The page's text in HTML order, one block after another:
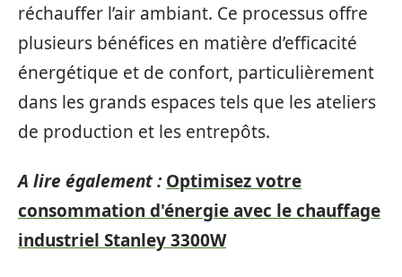
réchauffer l’air ambiant. Ce processus offre
plusieurs bénéfices en matière d’efficacité
énergétique et de confort, particulièrement
dans les grands espaces tels que les ateliers
de production et les entrepôts.
A lire également : Optimisez votre
consommation d'énergie avec le chauffage
industriel Stanley 3300W